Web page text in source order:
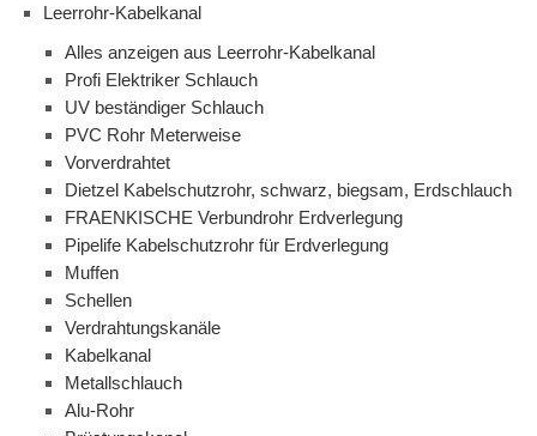
Leerrohr-Kabelkanal
Alles anzeigen aus Leerrohr-Kabelkanal
Profi Elektriker Schlauch
UV beständiger Schlauch
PVC Rohr Meterweise
Vorverdrahtet
Dietzel Kabelschutzrohr, schwarz, biegsam, Erdschlauch
FRAENKISCHE Verbundrohr Erdverlegung
Pipelife Kabelschutzrohr für Erdverlegung
Muffen
Schellen
Verdrahtungskanäle
Kabelkanal
Metallschlauch
Alu-Rohr